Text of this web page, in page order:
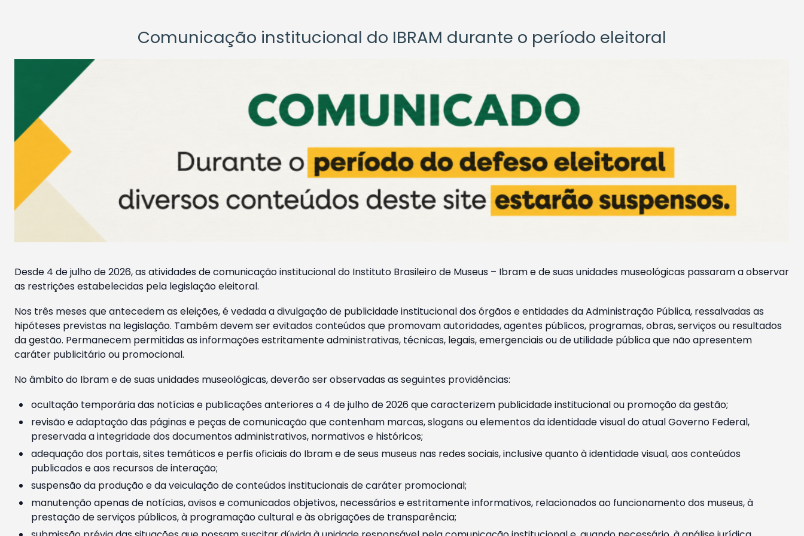
Comunicação institucional do IBRAM durante o período eleitoral
Desde 4 de julho de 2026, as atividades de comunicação institucional do Instituto Brasileiro de Museus – Ibram e de suas unidades museológicas passaram a observar
as restrições estabelecidas pela legislação eleitoral.
Nos três meses que antecedem as eleições, é vedada a divulgação de publicidade institucional dos órgãos e entidades da Administração Pública, ressalvadas as
hipóteses previstas na legislação. Também devem ser evitados conteúdos que promovam autoridades, agentes públicos, programas, obras, serviços ou resultados
da gestão. Permanecem permitidas as informações estritamente administrativas, técnicas, legais, emergenciais ou de utilidade pública que não apresentem
caráter publicitário ou promocional.
No âmbito do Ibram e de suas unidades museológicas, deverão ser observadas as seguintes providências:
ocultação temporária das notícias e publicações anteriores a 4 de julho de 2026 que caracterizem publicidade institucional ou promoção da gestão;
revisão e adaptação das páginas e peças de comunicação que contenham marcas, slogans ou elementos da identidade visual do atual Governo Federal,
preservada a integridade dos documentos administrativos, normativos e históricos;
adequação dos portais, sites temáticos e perfis oficiais do Ibram e de seus museus nas redes sociais, inclusive quanto à identidade visual, aos conteúdos
publicados e aos recursos de interação;
suspensão da produção e da veiculação de conteúdos institucionais de caráter promocional;
manutenção apenas de notícias, avisos e comunicados objetivos, necessários e estritamente informativos, relacionados ao funcionamento dos museus, à
prestação de serviços públicos, à programação cultural e às obrigações de transparência;